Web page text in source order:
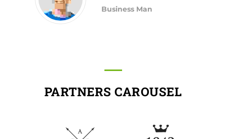
Business Man
PARTNERS CAROUSEL